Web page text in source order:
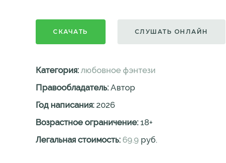
СКАЧАТЬ СЛУШАТЬ ОНЛАЙН
Категория: любовное фэнтези
Правообладатель: Автор
Год написания: 2026
Возрастное ограничение: 18+
Легальная стоимость: 69.9 руб.